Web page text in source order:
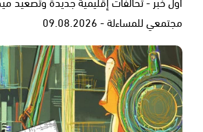
مجتمعي للمساءلة - 09.08.2026